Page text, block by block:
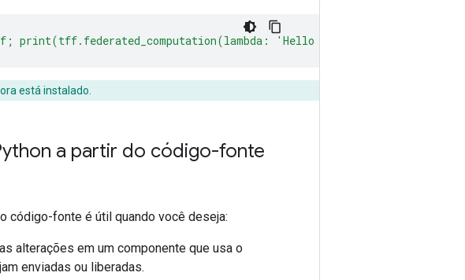
print(tff.federated_computation(lambda: 'Hello World')())"
está instalado.
a partir do código-fonte
código-fonte é útil quando você deseja:
alterações em um componente que usa o
enviadas ou liberadas.